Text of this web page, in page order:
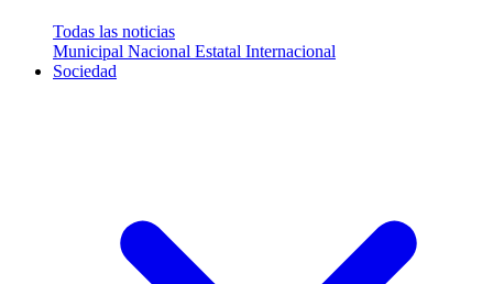
Todas las noticias
Municipal Nacional Estatal Internacional
Sociedad